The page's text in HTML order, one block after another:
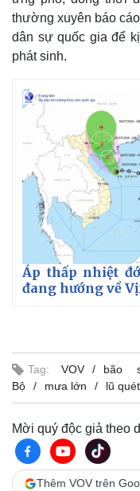
thường xuyên báo
dân sự quốc gia để
phát sinh.
Áp thấp nhiệt
đang hướng về
Tag: VOV bão
Bộ
mưa lớn lũ quét
Mời quý độc giả theo
Thêm VOV trên